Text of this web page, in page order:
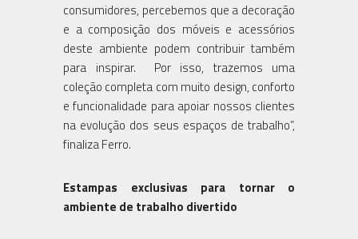
consumidores, percebemos que a decoração
e a composição dos móveis e acessórios
deste ambiente podem contribuir também
para inspirar. Por isso, trazemos uma
coleção completa com muito design, conforto
e funcionalidade para apoiar nossos clientes
na evolução dos seus espaços de trabalho”,
finaliza Ferro.
Estampas exclusivas para tornar o
ambiente de trabalho divertido